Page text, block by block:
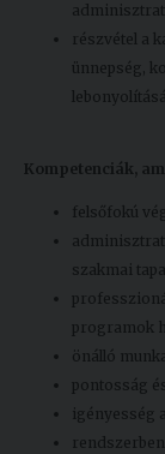
részvétel a
ünnepség,
Kompetenciák,
felsőfokú
szakmai
programok
önálló
pontosság
igényesség